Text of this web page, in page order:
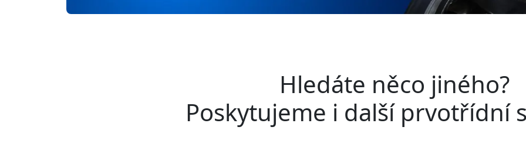
Hledáte něco jiného?
Poskytujeme i další prvotřídní